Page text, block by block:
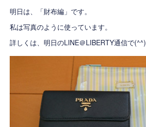
明日は、「財布編」です。
私は写真のように使っています。
詳しくは、明日のLINE＠LIBERTY通信で(^^)